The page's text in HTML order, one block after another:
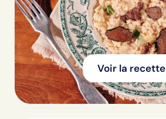
Voir la recette